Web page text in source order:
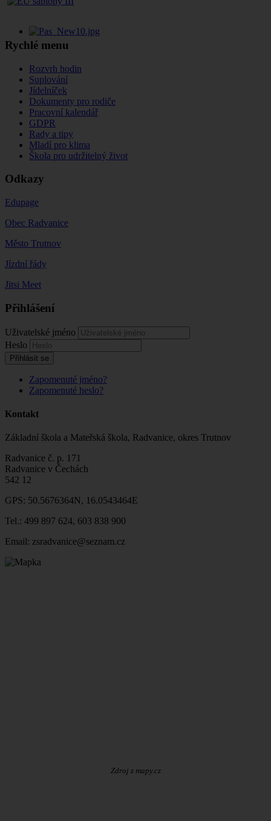
Rychlé menu
Rozvrh hodin
Suplování
Jídelníček
Dokumenty pro rodiče
Pracovní kalendář
GDPR
Rady a tipy
Mladí pro klima
Škola pro udržitelný život
Odkazy
Edupage
Obec Radvanice
Město Trutnov
Jízdní řády
Jitsi Meet
Přihlášení
Uživatelské jméno
Heslo
Přihlásit se
Zapomenuté jméno?
Zapomenuté heslo?
Kontakt
Základní škola a Mateřská škola, Radvanice, okres Trutnov
Radvanice č. p. 171
Radvanice v Čechách
542 12
GPS: 50.5676364N, 16.0543464E
Tel.: 499 897 624, 603 838 900
Email: zsradvanice@seznam.cz
Zdroj z mapy.cz